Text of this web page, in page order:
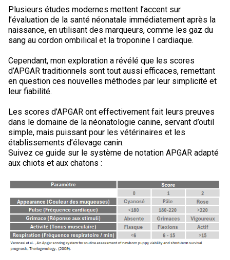
Berger anglais
Berger polonais de plaine
Berger portugais
Puli
Schapendoes néerlandais
Berger Shetland
Chien d’eau espagnol
Vallhund suédois
Corgi gallois (Cardigan)
Chien Ibizan
Lévrier irlandais
Norrbottenspets
Elkhound norvégien
Lundehund norvégien
Otterhound
Petit basset griffon vendéen
Pharaoh Hound
Rhodesian ridgeback
Terrier tibétain
Xoloitzcuintli (moyen)
Xoloïtzcuintli (standard)
Setter irlandais
Épagneul cocker américain
Épagneul d’eau américain
Épagneul bleu de Picardie
Épagneul breton
Épagneul Clumber
Épagneul cocker anglais
Épagneul springer anglais
Épagneul des champs
Terrier de Norwich
Terrier du révérend Russell
Terrier chasseur de rat
Terrier Russell
Schnauzer (nain)
Terrier écossais
Terrier Sealyham
Terrier Skye
Terrier wheaten à poil doux
Caniche (nain)
Carlin
Petit chien russe
Terrier à poil soyeux
Fox terrier miniature
Terrier de Manchester nain
Xoloitzcuintli (nain)
Terrier du Yorkshire
Grand bouvier suisse
Chien du Groenland
Hovawart
Chien d’ours de Carélie
Komondor
Kuvasz
Leonberger
Mastiff
Mâtin napolitain
Top Dogs
Plusieurs études modernes mettent l’accent sur
l’évaluation de la santé néonatale immédiatement après la
naissance, en utilisant des marqueurs, comme les gaz du
sang au cordon ombilical et la troponine I cardiaque.
Cependant, mon exploration a révélé que les scores
d’APGAR traditionnels sont tout aussi efficaces, remettant
en question ces nouvelles méthodes par leur simplicité et
leur fiabilité.
Les scores d’APGAR ont effectivement fait leurs preuves
dans le domaine de la néonatologie canine, servant d’outil
simple, mais puissant pour les vétérinaires et les
établissements d’élevage canin.
Suivez ce guide sur le système de notation APGAR adapté
aux chiots et aux chatons :